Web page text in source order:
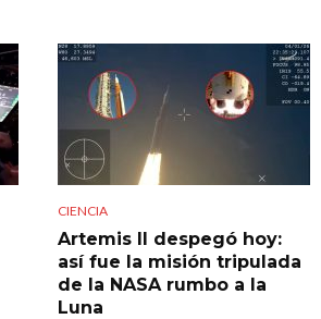
CIENCIA
Artemis II despegó hoy:
así fue la misión tripulada
de la NASA rumbo a la
Luna